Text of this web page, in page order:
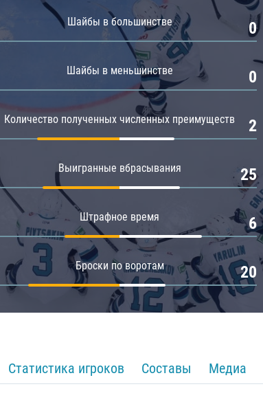
Шайбы в большинстве 0
Шайбы в меньшинстве 0
Количество полученных численных преимуществ 2
Выигранные вбрасывания 25
Штрафное время 6
Броски по воротам 20
Статистика игроков Составы Медиа